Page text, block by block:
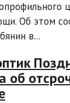
Об этом
в...
об